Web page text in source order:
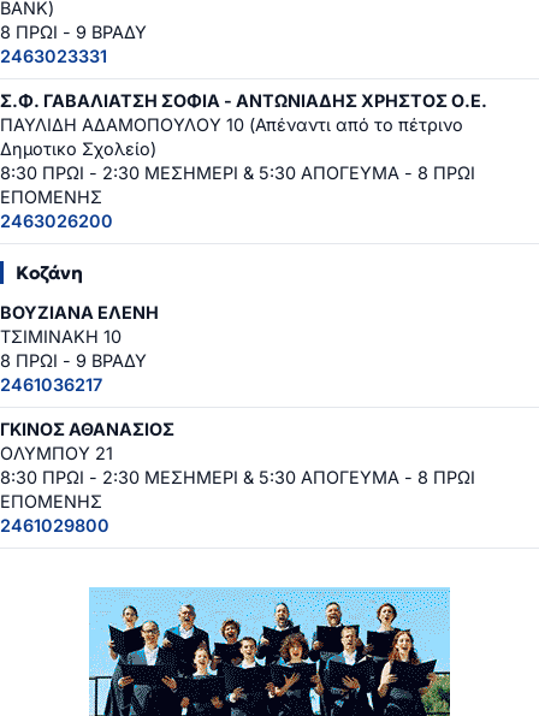
BANK)
8 ΠΡΩΙ - 9 ΒΡΑΔΥ
2463023331
Σ.Φ. ΓΑΒΑΛΙΑΤΣΗ ΣΟΦΙΑ - ΑΝΤΩΝΙΑΔΗΣ ΧΡΗΣΤΟΣ Ο.Ε.
ΠΑΥΛΙΔΗ ΑΔΑΜΟΠΟΥΛΟΥ 10 (Απέναντι από το πέτρινο
Δημοτικο Σχολείο)
8:30 ΠΡΩΙ - 2:30 ΜΕΣΗΜΕΡΙ & 5:30 ΑΠΟΓΕΥΜΑ - 8 ΠΡΩΙ
ΕΠΟΜΕΝΗΣ
2463026200
Κοζάνη
ΒΟΥΖΙΑΝΑ ΕΛΕΝΗ
ΤΣΙΜΙΝΑΚΗ 10
8 ΠΡΩΙ - 9 ΒΡΑΔΥ
2461036217
ΓΚΙΝΟΣ ΑΘΑΝΑΣΙΟΣ
ΟΛΥΜΠΟΥ 21
8:30 ΠΡΩΙ - 2:30 ΜΕΣΗΜΕΡΙ & 5:30 ΑΠΟΓΕΥΜΑ - 8 ΠΡΩΙ
ΕΠΟΜΕΝΗΣ
2461029800